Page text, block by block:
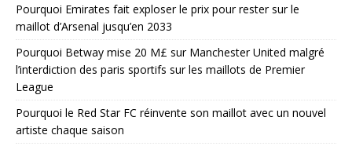
Pourquoi Emirates fait exploser le prix pour rester sur le
maillot d’Arsenal jusqu’en 2033
Pourquoi Betway mise 20 M£ sur Manchester United malgré
l’interdiction des paris sportifs sur les maillots de Premier
League
Pourquoi le Red Star FC réinvente son maillot avec un nouvel
artiste chaque saison